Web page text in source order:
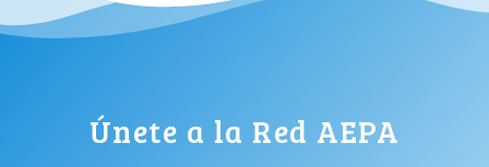
Únete a la Red AEPA